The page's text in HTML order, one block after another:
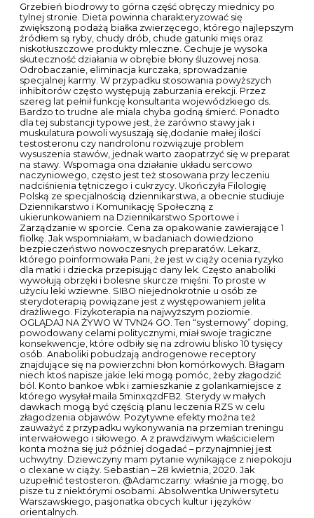
Grzebień biodrowy to górna część obręczy miednicy po
tylnej stronie. Dieta powinna charakteryzować się
zwiększoną podażą białka zwierzęcego, którego najlepszym
źródłem są ryby, chudy drób, chude gatunki mięs oraz
niskotłuszczowe produkty mleczne. Cechuje je wysoka
skuteczność działania w obrębie błony śluzowej nosa.
Odrobaczanie, eliminacja kurczaka, sprowadzanie
specjalnej karmy. W przypadku stosowania powyższych
inhibitorów często występują zaburzania erekcji. Przez
szereg lat pełnił funkcję konsultanta wojewódzkiego ds.
Bardzo to trudne ale miala chyba godną śmierć. Ponadto
dla tej substancji typowe jest, że zarówno stawy jak i
muskulatura powoli wysuszają się,dodanie małej ilości
testosteronu czy nandrolonu rozwiązuje problem
wysuszenia stawów, jednak warto zaopatrzyć się w preparat
na stawy. Wspomaga ona działanie układu sercowo
naczyniowego, często jest też stosowana przy leczeniu
nadciśnienia tętniczego i cukrzycy. Ukończyła Filologię
Polską ze specjalnością dziennikarstwa, a obecnie studiuje
Dziennikarstwo i Komunikację Społeczną z
ukierunkowaniem na Dziennikarstwo Sportowe i
Zarządzanie w sporcie. Cena za opakowanie zawierające 1
fiolkę. Jak wspomniałam, w badaniach dowiedziono
bezpieczeństwo nowoczesnych preparatów. Lekarz,
którego poinformowała Pani, że jest w ciąży ocenia ryzyko
dla matki i dziecka przepisując dany lek. Często anaboliki
wywołują obrzęki i bolesne skurcze mięśni. To proste w
użyciu leki wziewne. SIBO niejednokrotnie u osób ze
sterydoterapią powiązane jest z występowaniem jelita
drażliwego. Fizykoterapia na najwyższym poziomie.
OGLĄDAJ NA ŻYWO W TVN24 GO. Ten “systemowy” doping,
powodowany celami politycznymi, miał swoje tragiczne
konsekwencje, które odbiły się na zdrowiu blisko 10 tysięcy
osób. Anaboliki pobudzają androgenowe receptory
znajdujące się na powierzchni błon komórkowych. Błagam
niech ktoś napisze jakie leki mogą pomóc, żeby złagodzić
ból. Konto bankoe wbk i zamieszkanie z golankamiejsce z
którego wysyłał maila 5minxqzdFB2. Sterydy w małych
dawkach mogą być częścią planu leczenia RZS w celu
złagodzenia objawów. Pozytywne efekty można też
zauważyć z przypadku wykonywania na przemian treningu
interwałowego i siłowego. A z prawdziwym właścicielem
konta można się już później dogadać – przynajmniej jest
uchwytny. Dziewczyny mam pytanie wynikające z niepokoju
o clexane w ciąży. Sebastian – 28 kwietnia, 2020. Jak
uzupełnić testosteron. @Adamczarny: właśnie ja mogę, bo
pisze tu z niektórymi osobami. Absolwentka Uniwersytetu
Warszawskiego, pasjonatka obcych kultur i języków
orientalnych.